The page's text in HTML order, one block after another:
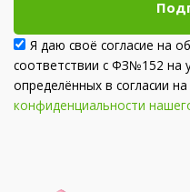
Я даю своё согласие на
соответствии с ФЗ№152 на
определённых в согласии
конфиденциальности